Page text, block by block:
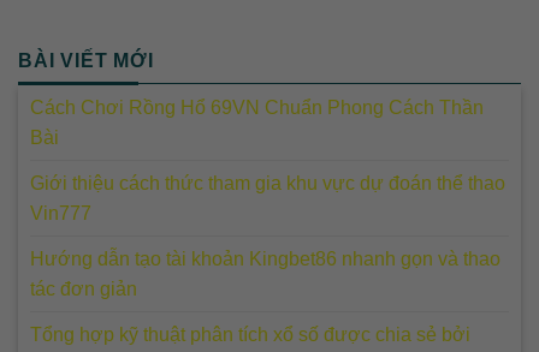
BÀI VIẾT MỚI
Cách Chơi Rồng Hổ 69VN Chuẩn Phong Cách Thần
Bài
Giới thiệu cách thức tham gia khu vực dự đoán thể thao
Vin777
Hướng dẫn tạo tài khoản Kingbet86 nhanh gọn và thao
tác đơn giản
Tổng hợp kỹ thuật phân tích xổ số được chia sẻ bởi